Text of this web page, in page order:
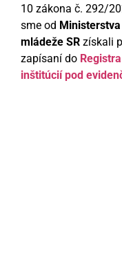
10 zákona č. 292/
sme od
mládeže SR získali
zapísaní do
inštitúcií pod